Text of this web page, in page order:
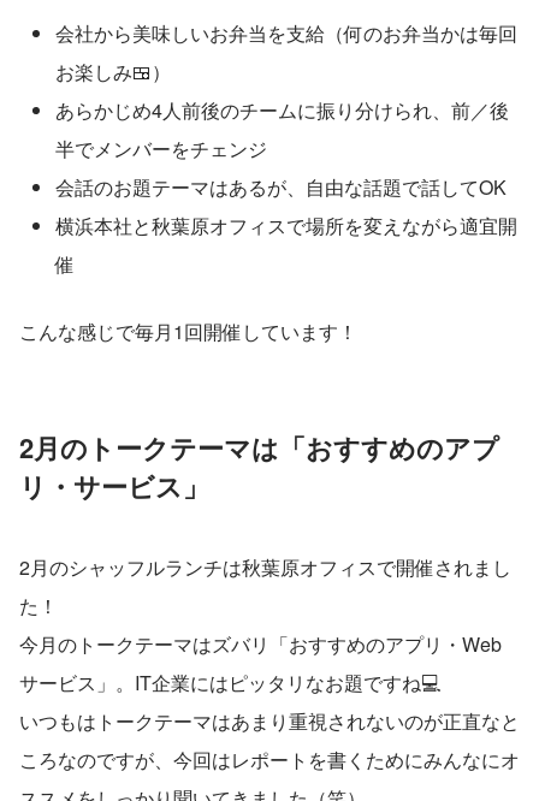
会社から美味しいお弁当を支給（何のお弁当かは毎回
お楽しみ🍱）
あらかじめ4人前後のチームに振り分けられ、前／後
半でメンバーをチェンジ
会話のお題テーマはあるが、自由な話題で話してOK
横浜本社と秋葉原オフィスで場所を変えながら適宜開
催
こんな感じで毎月1回開催しています！
2月のトークテーマは「おすすめのアプ
リ・サービス」
2月のシャッフルランチは秋葉原オフィスで開催されまし
た！
今月のトークテーマはズバリ「おすすめのアプリ・Web
サービス」。IT企業にはピッタリなお題ですね💻
いつもはトークテーマはあまり重視されないのが正直なと
ころなのですが、今回はレポートを書くためにみんなにオ